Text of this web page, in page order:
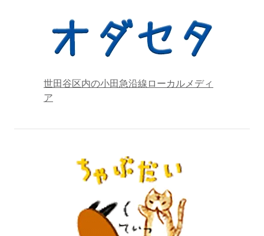
世田谷区内の小田急沿線ローカルメディ
ア